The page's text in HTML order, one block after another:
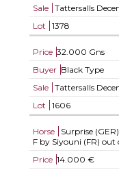
Sale
Tattersalls
Lot
1378
Price 32.000 Gns
Buyer Black Type
Sale
Tattersalls
Lot
1606
Horse Surprise (GER)
F by Siyouni (FR) out
Price 14.000 €